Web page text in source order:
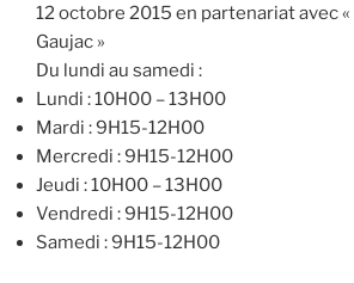
12 octobre 2015 en partenariat avec «
Gaujac »
Du lundi au samedi :
Lundi : 10H00 – 13H00
Mardi : 9H15-12H00
Mercredi : 9H15-12H00
Jeudi : 10H00 – 13H00
Vendredi : 9H15-12H00
Samedi : 9H15-12H00